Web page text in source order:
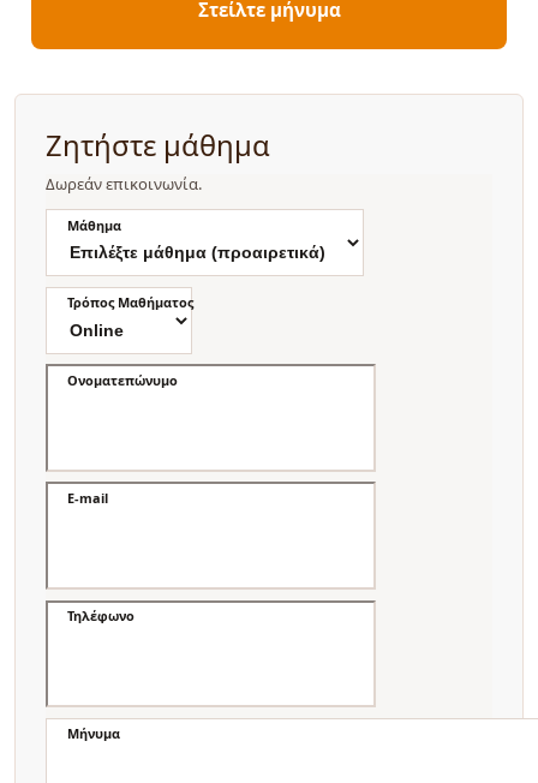
Στείλτε μήνυμα
Ζητήστε μάθημα
Δωρεάν επικοινωνία.
Μάθημα
Τρόπος Μαθήματος
Ονοματεπώνυμο
E-mail
Τηλέφωνο
Μήνυμα